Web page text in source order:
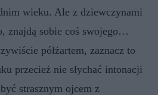
wieku. Ale z dziewczynami
znajdą sobie coś swojego…
półżartem, zaznacz to
przecież nie słychać intonacji
strasznym ojcem z